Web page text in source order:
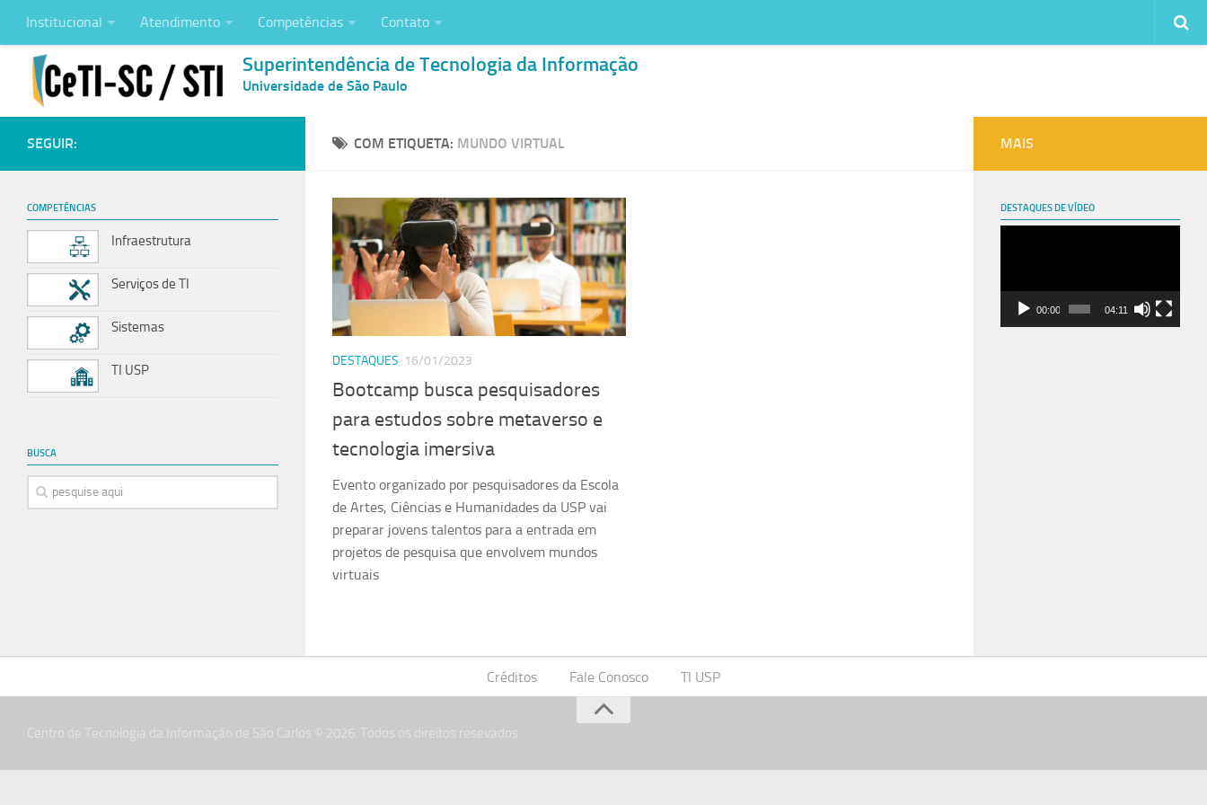
Institucional Atendimento Competências Contato
Superintendência de Tecnologia da Informação
Universidade de São Paulo
COM ETIQUETA: MUNDO VIRTUAL
DESTAQUES 16/01/2023
Bootcamp busca pesquisadores
para estudos sobre metaverso e
tecnologia imersiva
Evento organizado por pesquisadores da Escola
de Artes, Ciências e Humanidades da USP vai
preparar jovens talentos para a entrada em
projetos de pesquisa que envolvem mundos
virtuais
SEGUIR:
COMPETÊNCIAS
Infraestrutura
Serviços de TI
Sistemas
TI USP
BUSCA
MAIS
DESTAQUES DE VÍDEO
00:00 04:11
Créditos Fale Conosco TI USP
Centro de Tecnologia da Informação de São Carlos © 2026. Todos os direitos resevados.